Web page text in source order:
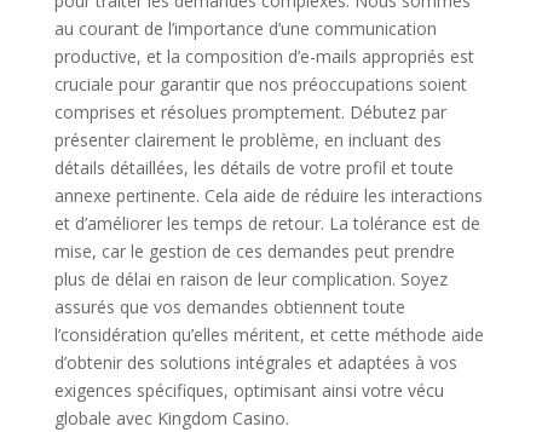
au courant de l’importance d’une communication
productive, et la composition d’e-mails appropriés est
cruciale pour garantir que nos préoccupations soient
comprises et résolues promptement. Débutez par
présenter clairement le problème, en incluant des
détails détaillées, les détails de votre profil et toute
annexe pertinente. Cela aide de réduire les interactions
et d’améliorer les temps de retour. La tolérance est de
mise, car le gestion de ces demandes peut prendre
plus de délai en raison de leur complication. Soyez
assurés que vos demandes obtiennent toute
l’considération qu’elles méritent, et cette méthode aide
d’obtenir des solutions intégrales et adaptées à vos
exigences spécifiques, optimisant ainsi votre vécu
globale avec Kingdom Casino.